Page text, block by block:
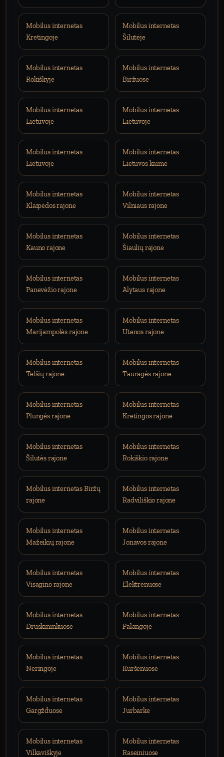
Mobilus internetas
Kretingoje
Mobilus internetas
Šilutėje
Mobilus internetas
Rokiškyje
Mobilus internetas
Biržuose
Mobilus internetas
Lietuvoje
Mobilus internetas
Lietuvoje
Mobilus internetas
Lietuvoje
Mobilus internetas
Lietuvos kaime
Mobilus internetas
Klaipėdos rajone
Mobilus internetas
Vilniaus rajone
Mobilus internetas
Kauno rajone
Mobilus internetas
Šiaulių rajone
Mobilus internetas
Panevėžio rajone
Mobilus internetas
Alytaus rajone
Mobilus internetas
Marijampolės rajone
Mobilus internetas
Utenos rajone
Mobilus internetas
Telšių rajone
Mobilus internetas
Tauragės rajone
Mobilus internetas
Plungės rajone
Mobilus internetas
Kretingos rajone
Mobilus internetas
Šilutės rajone
Mobilus internetas
Rokiškio rajone
Mobilus internetas Biržų
rajone
Mobilus internetas
Radviliškio rajone
Mobilus internetas
Mažeikių rajone
Mobilus internetas
Jonavos rajone
Mobilus internetas
Visagino rajone
Mobilus internetas
Elektrėnuose
Mobilus internetas
Druskininkuose
Mobilus internetas
Palangoje
Mobilus internetas
Neringoje
Mobilus internetas
Kuršėnuose
Mobilus internetas
Gargžduose
Mobilus internetas
Jurbarke
Mobilus internetas
Vilkaviškyje
Mobilus internetas
Raseiniuose